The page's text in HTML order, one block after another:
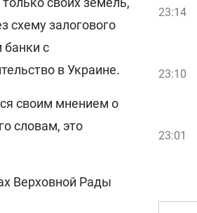
схему залогового
банки с
в Украине.
своим мнением о
словам, это
Верховной Рады
23:14
23:10
23:01